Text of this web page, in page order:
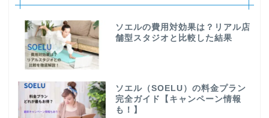
ソエルの費用対効果は？リアル店
舗型スタジオと比較した結果
ソエル（SOELU）の料金プラン
完全ガイド【キャンペーン情報
も！】